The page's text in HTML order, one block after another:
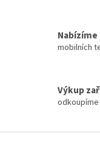
mobilních
Výkup
odkoupíme